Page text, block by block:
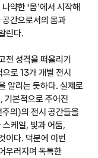
약한 ‘몸’에서 시작해
간으로서의 몸과
린다.
전 성격을 떠올리기
로 13개 개별 전시
알리는 듯하다. 실제로
기본적으로 주어진
의)의 전시 공간들을
스케일, 빛과 어둠,
이다. 덕분에 이번
우러지며 독특한